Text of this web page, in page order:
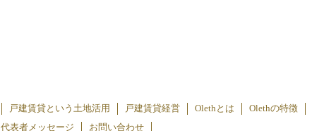
戸建賃貸という土地活用 戸建賃貸経営 Olethとは Olethの特徴
代表者メッセージ お問い合わせ